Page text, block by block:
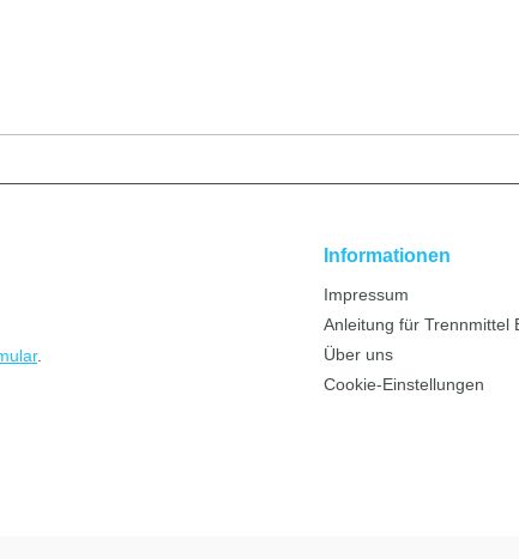
.
Informationen
Impressum
Anleitung für Trennmittel
Über uns
Cookie-Einstellungen